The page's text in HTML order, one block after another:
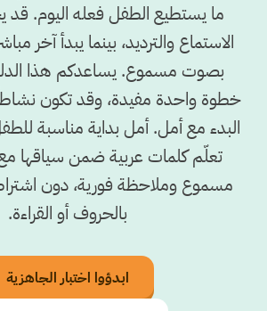
ما يستطيع الطفل فعله اليوم. قد
الاستماع والترديد، بينما يبدأ آخر
بصوت مسموع. يساعدكم هذا
خطوة واحدة مفيدة، وقد تكون نشاطاً
البدء مع أمل. أمل بداية مناسبة
تعلّم كلمات عربية ضمن سياقها
مسموع وملاحظة فورية، دون
بالحروف أو القراءة.
ابدؤوا اختبار الجاهزية